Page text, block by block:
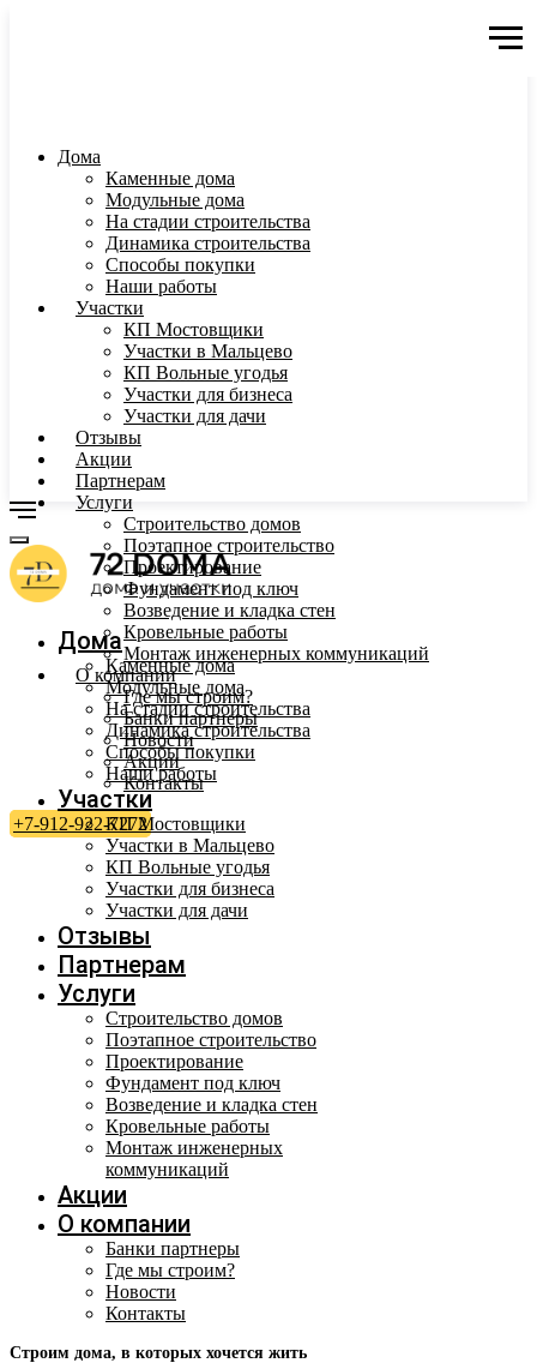
Дома
Каменные дома
Модульные дома
На стадии строительства
Динамика строительства
Способы покупки
Наши работы
Участки
КП Мостовщики
Участки в Мальцево
КП Вольные угодья
Участки для бизнеса
Участки для дачи
Отзывы
Акции
Партнерам
Услуги
Строительство домов
Поэтапное строительство
Проектирование
Фундамент под ключ
Возведение и кладка стен
Кровельные работы
Монтаж инженерных коммуникаций
О компании
Где мы строим?
Банки партнеры
Новости
Акции
Контакты
+7-912-922-7272
Дома
Каменные дома
Модульные дома
На стадии строительства
Динамика строительства
Способы покупки
Наши работы
Участки
КП Мостовщики
Участки в Мальцево
КП Вольные угодья
Участки для бизнеса
Участки для дачи
Отзывы
Партнерам
Услуги
Строительство домов
Поэтапное строительство
Проектирование
Фундамент под ключ
Возведение и кладка стен
Кровельные работы
Монтаж инженерных
коммуникаций
Акции
О компании
Банки партнеры
Где мы строим?
Новости
Контакты
Строим дома, в которых хочется жить